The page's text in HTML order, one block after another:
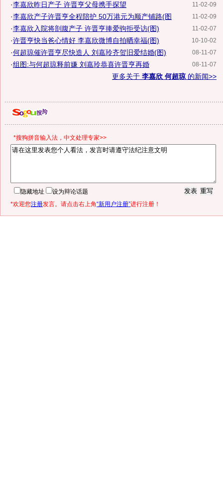
11-02-09
·李嘉欣昨日产子 许晋亨父母携手探望
11-02-09
·李嘉欣产子许晋亨全程陪护 50万港元为顺产铺路(图
11-02-07
·李嘉欣入院将剖腹产子 许晋亨捧爱驹拒受访(图)
10-10-02
·许晋亨快当爸心情好 李嘉欣微博自拍晒幸福(图)
08-11-07
·何超琼催许晋亨尽快造人 刘嘉玲齐贺旧爱结婚(图)
08-11-07
·组图:与何超琼释前嫌 刘嘉玲恭喜许晋亨再婚
更多关于 李嘉欣 何超琼 的新闻>>
*搜狗拼音输入法，中文处理专家>>
隐藏地址
设为辩论话题
*欢迎您注册发言。请点击右上角“新用户注册”进行注册！